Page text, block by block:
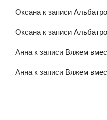
Оксанак записи
Оксанак записи
Аннак записи Вяжем
Аннак записи Вяжем